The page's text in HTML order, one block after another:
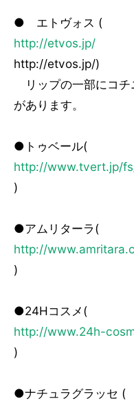
● エトヴォス (
http://etvos.jp/
http://etvos.jp/)
リップの一部にコチ
があります。
●トゥベール(
http://www.tvert.jp/
)
●アムリターラ(
http://
)
●24Hコスメ(
http://www.24h-
)
●ナチュラグラッセ (